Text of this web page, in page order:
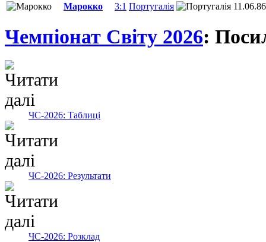
Марокко
3:1 Португалія 11.06.86
Чемпіонат Світу 2026:
ЧС-2026: Таблиці
ЧС-2026: Результати
ЧС-2026: Розклад